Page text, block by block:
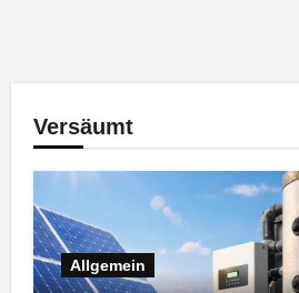
Versäumt
Allgemein